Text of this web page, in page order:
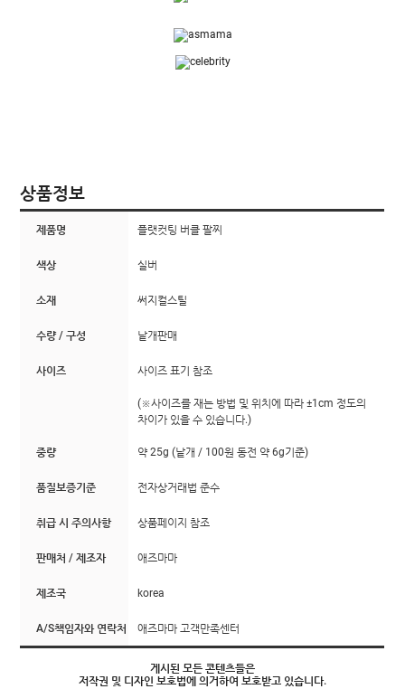
상품정보
제품명 플랫컷팅 버클 팔찌
색상 실버
소재 써지컬스틸
수량 / 구성 낱개판매
사이즈 사이즈 표기 참조
(※사이즈를 재는 방법 및 위치에 따라 ±1cm 정도의
차이가 있을 수 있습니다.)
중량 약 25g (낱개 / 100원 동전 약 6g기준)
품질보증기준 전자상거래법 준수
취급 시 주의사항 상품페이지 참조
판매처 / 제조자 애즈마마
제조국 korea
A/S책임자와 연락처 애즈마마 고객만족센터
게시된 모든 콘텐츠들은
저작권 및 디자인 보호법에 의거하여 보호받고 있습니다.